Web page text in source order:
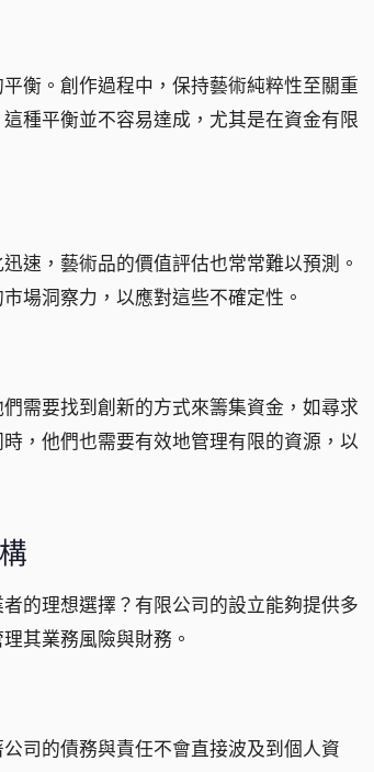
衡。創作過程中，保持藝術純粹性至關重
種平衡並不容易達成，尤其是在資金有限
速，藝術品的價值評估也常常難以預測。
場洞察力，以應對這些不確定性。
需要找到創新的方式來籌集資金，如尋求
，他們也需要有效地管理有限的資源，以
的理想選擇？有限公司的設立能夠提供多
其業務風險與財務。
司的債務與責任不會直接波及到個人資